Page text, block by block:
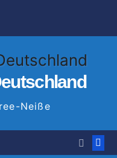
Neiße